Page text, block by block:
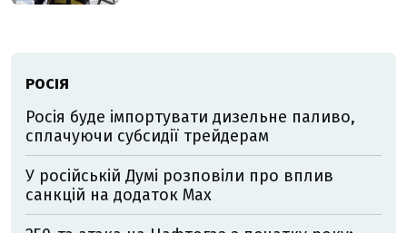
РОСІЯ
Росія буде імпортувати дизельне паливо,
сплачуючи субсидії трейдерам
У російській Думі розповіли про вплив
санкцій на додаток Мах